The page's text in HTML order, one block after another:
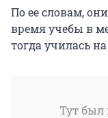
По ее словам,
время учебы в
тогда училась
Тут был